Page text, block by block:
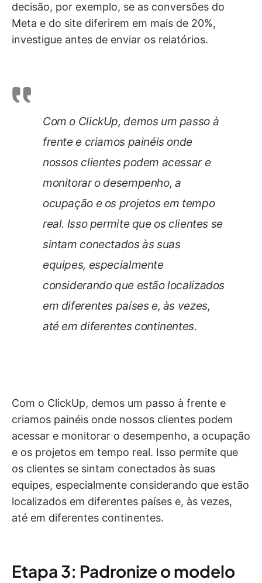
decisão, por exemplo, se as conversões do
Meta e do site diferirem em mais de 20%,
investigue antes de enviar os relatórios.
Com o ClickUp, demos um passo à
frente e criamos painéis onde
nossos clientes podem acessar e
monitorar o desempenho, a
ocupação e os projetos em tempo
real. Isso permite que os clientes se
sintam conectados às suas
equipes, especialmente
considerando que estão localizados
em diferentes países e, às vezes,
até em diferentes continentes.
Com o ClickUp, demos um passo à frente e
criamos painéis onde nossos clientes podem
acessar e monitorar o desempenho, a ocupação
e os projetos em tempo real. Isso permite que
os clientes se sintam conectados às suas
equipes, especialmente considerando que estão
localizados em diferentes países e, às vezes,
até em diferentes continentes.
Etapa 3: Padronize o modelo